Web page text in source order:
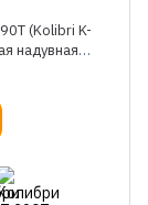
(Kolibri K-
надувная
без настила